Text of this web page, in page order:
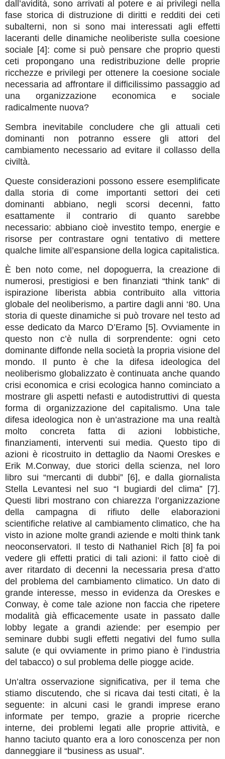
dall’avidità, sono arrivati al potere e ai privilegi nella
fase storica di distruzione di diritti e redditi dei ceti
subalterni, non si sono mai interessati agli effetti
laceranti delle dinamiche neoliberiste sulla coesione
sociale [4]: come si può pensare che proprio questi
ceti propongano una redistribuzione delle proprie
ricchezze e privilegi per ottenere la coesione sociale
necessaria ad affrontare il difficilissimo passaggio ad
una organizzazione economica e sociale
radicalmente nuova?
Sembra inevitabile concludere che gli attuali ceti
dominanti non potranno essere gli attori del
cambiamento necessario ad evitare il collasso della
civiltà.
Queste considerazioni possono essere esemplificate
dalla storia di come importanti settori dei ceti
dominanti abbiano, negli scorsi decenni, fatto
esattamente il contrario di quanto sarebbe
necessario: abbiano cioè investito tempo, energie e
risorse per contrastare ogni tentativo di mettere
qualche limite all’espansione della logica capitalistica.
È ben noto come, nel dopoguerra, la creazione di
numerosi, prestigiosi e ben finanziati “think tank” di
ispirazione liberista abbia contribuito alla vittoria
globale del neoliberismo, a partire dagli anni ‘80. Una
storia di queste dinamiche si può trovare nel testo ad
esse dedicato da Marco D’Eramo [5]. Ovviamente in
questo non c’è nulla di sorprendente: ogni ceto
dominante diffonde nella società la propria visione del
mondo. Il punto è che la difesa ideologica del
neoliberismo globalizzato è continuata anche quando
crisi economica e crisi ecologica hanno cominciato a
mostrare gli aspetti nefasti e autodistruttivi di questa
forma di organizzazione del capitalismo. Una tale
difesa ideologica non è un’astrazione ma una realtà
molto concreta fatta di azioni lobbistiche,
finanziamenti, interventi sui media. Questo tipo di
azioni è ricostruito in dettaglio da Naomi Oreskes e
Erik M.Conway, due storici della scienza, nel loro
libro sui “mercanti di dubbi” [6], e dalla giornalista
Stella Levantesi nel suo “I bugiardi del clima” [7].
Questi libri mostrano con chiarezza l’organizzazione
della campagna di rifiuto delle elaborazioni
scientifiche relative al cambiamento climatico, che ha
visto in azione molte grandi aziende e molti think tank
neoconservatori. Il testo di Nathaniel Rich [8] fa poi
vedere gli effetti pratici di tali azioni: il fatto cioè di
aver ritardato di decenni la necessaria presa d’atto
del problema del cambiamento climatico. Un dato di
grande interesse, messo in evidenza da Oreskes e
Conway, è come tale azione non faccia che ripetere
modalità già efficacemente usate in passato dalle
lobby legate a grandi aziende: per esempio per
seminare dubbi sugli effetti negativi del fumo sulla
salute (e qui ovviamente in primo piano è l’industria
del tabacco) o sul problema delle piogge acide.
Un’altra osservazione significativa, per il tema che
stiamo discutendo, che si ricava dai testi citati, è la
seguente: in alcuni casi le grandi imprese erano
informate per tempo, grazie a proprie ricerche
interne, dei problemi legati alle proprie attività, e
hanno taciuto quanto era a loro conoscenza per non
danneggiare il “business as usual”.